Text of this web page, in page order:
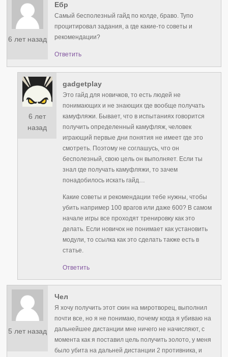
6 лет назад
Ебр
Самый бесполезный гайд по колде, браво. Тупо
процитировал задания, а где какие-то советы и
рекомендации?
Ответить
6 лет
назад
gadgetplay
Это гайд для новичков, то есть людей не
понимающих и не знающих где вообще получать
камуфляжи. Бывает, что в испытаниях говорится
получить определенный камуфляж, человек
играющий первые дни понятия не имеет где это
смотреть. Поэтому не соглашусь, что он
бесполезный, свою цель он выполняет. Если ты
знал где получать камуфляжи, то зачем
понадобилось искать гайд…
Какие советы и рекомендации тебе нужны, чтобы
убить например 100 врагов или даже 600? В самом
начале игры все проходят тренировку как это
делать. Если новичок не понимает как установить
модули, то ссылка как это сделать также есть в
статье.
Ответить
5 лет назад
Чел
Я хочу получить этот скин на миротворец, выполнил
почти все, но я не понимаю, почему когда я убиваю на
дальнейшее дистанции мне ничего не начисляют, с
момента как я поставил цель получить золото, у меня
было убита на дальней дистанции 2 противника, и